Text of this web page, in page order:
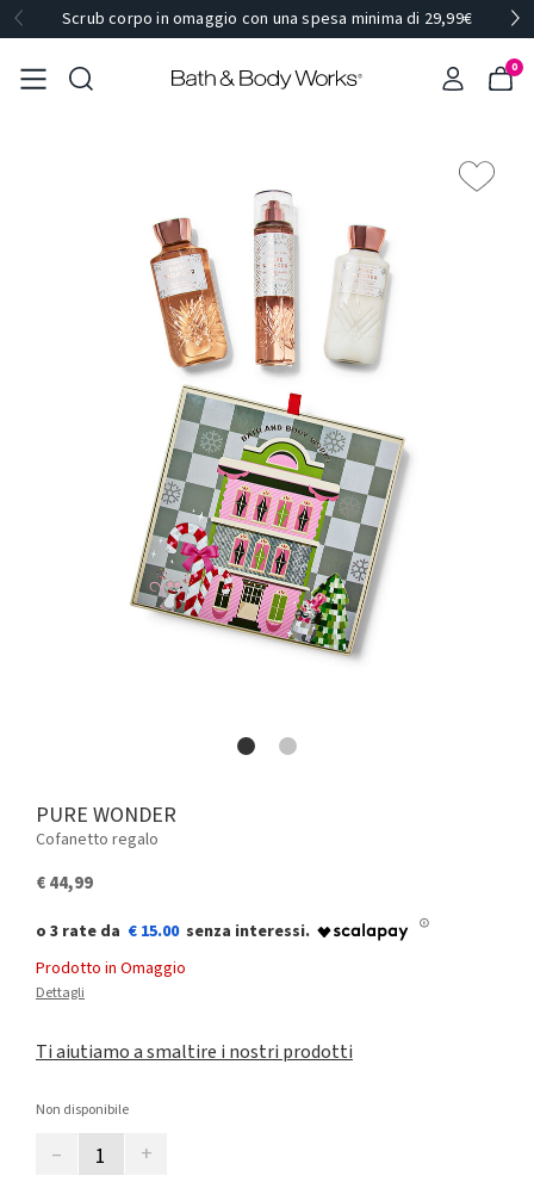
Scrub corpo in omaggio con una spesa minima di 29,99€
0
PURE WONDER
Cofanetto regalo
€ 44,99
€ 15.00
Prodotto in Omaggio
Dettagli
Ti aiutiamo a smaltire i nostri prodotti
Non disponibile
– +